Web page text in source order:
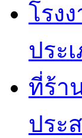
โรง
ประ
ที่ร้า
ประ